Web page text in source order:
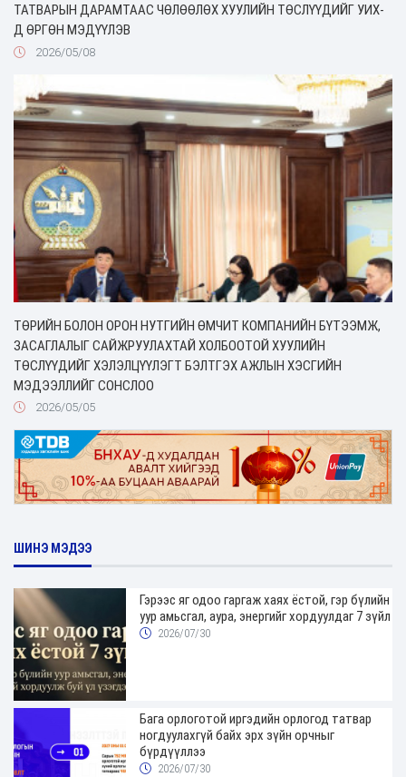
ТАТВАРЫН ДАРАМТААС ЧӨЛӨӨЛӨХ ХУУЛИЙН ТӨСЛҮҮДИЙГ УИХ-
Д ӨРГӨН МЭДҮҮЛЭВ
2026/05/08
ТӨРИЙН БОЛОН ОРОН НУТГИЙН ӨМЧИТ КОМПАНИЙН БҮТЭЭМЖ,
ЗАСАГЛАЛЫГ САЙЖРУУЛАХТАЙ ХОЛБООТОЙ ХУУЛИЙН
ТӨСЛҮҮДИЙГ ХЭЛЭЛЦҮҮЛЭГТ БЭЛТГЭХ АЖЛЫН ХЭСГИЙН
МЭДЭЭЛЛИЙГ СОНСЛОО
2026/05/05
ШИНЭ МЭДЭЭ
Гэрээс яг одоо гаргаж хаях ёстой, гэр бүлийн
уур амьсгал, аура, энергийг хордуулдаг 7 зүйл
2026/07/30
Бага орлоготой иргэдийн орлогод татвар
ногдуулахгүй байх эрх зүйн орчныг
бүрдүүллээ
2026/07/30